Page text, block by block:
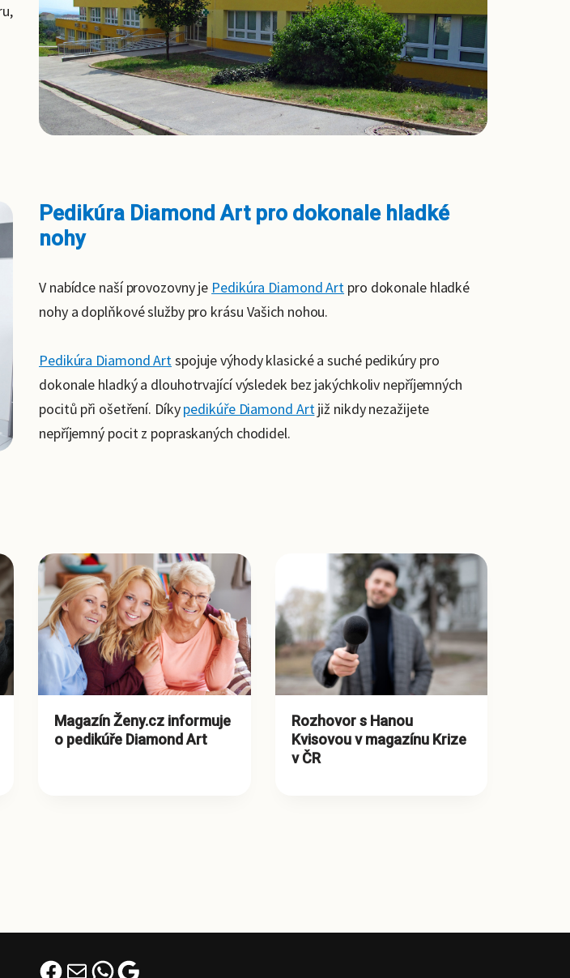
Pedikúra Diamond Art pro dokonale hladké
nohy
V nabídce naší provozovny je Pedikúra Diamond Art pro dokonale hladké
nohy a doplňkové služby pro krásu Vašich nohou.
Pedikúra Diamond Artspojuje výhody klasické a suché pedikúry pro
dokonale hladký a dlouhotrvající výsledek bez jakýchkoliv nepříjemných
pocitů při ošetření. Díkypedikúře Diamond Artjiž nikdy nezažijete
nepříjemný pocit z popraskaných chodidel.
Magazín Ženy.cz informuje
o pedikúře Diamond Art
Rozhovor s Hanou
Kvisovou v magazínu Krize
v ČR